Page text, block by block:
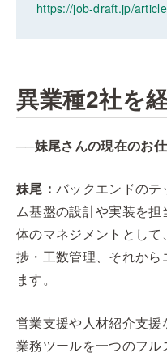
https://job-draft.jp/
異業種2社を
──妹尾さんの現在のお
妹尾： バックエンドの
ム基盤の設計や実装を
体のマネジメントとし
捗・工数管理、それか
ます。
営業支援や人材紹介支
業務ツールを一つのフ